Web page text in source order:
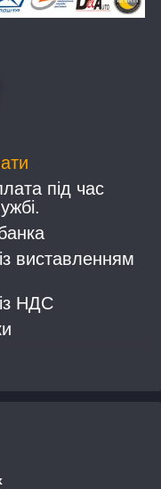
під час
виставленням
НДС